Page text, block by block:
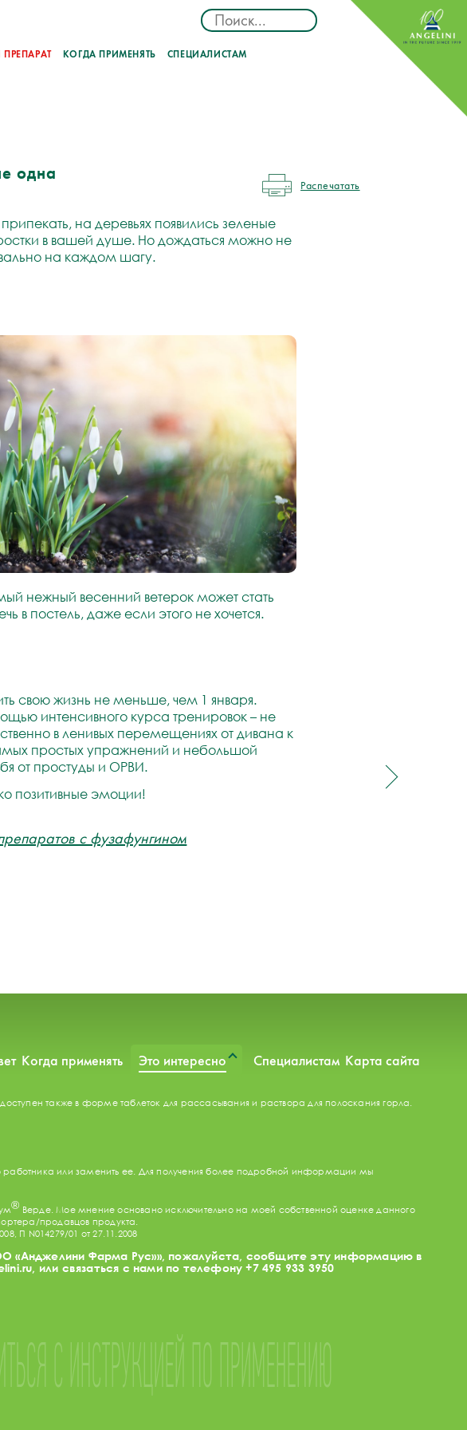
КОГДА ПРИМЕНЯТЬ СПЕЦИАЛИСТАМ
Распечатать
одна
на деревьях появились зеленые
в вашей душе. Но дождаться можно не
на каждом шагу.
нежный весенний ветерок может стать
в постель, даже если этого не хочется.
свою жизнь не меньше, чем 1 января.
интенсивного курса тренировок – не
в ленивых перемещениях от дивана к
простых упражнений и небольшой
от простуды и ОРВИ.
позитивные эмоции!
с фузафунгином
Когда применять Это интересно Специалистам Карта сайта
также в форме таблеток для рассасывания и раствора для полоскания горла
или заменить ее. Для получения более подробной информации мы
® Верде. Мое мнение основано исключительно на моей собственной оценке данного
продавцов продукта.
П N014279/01 от 27.11.2008
«Анджелини Фарма Рус»», пожалуйста, сообщите эту информацию в
, или связаться с нами по телефону +7 495 933 3950
С ИНСТРУКЦИЕЙ ПО ПРИМЕНЕНИЮ